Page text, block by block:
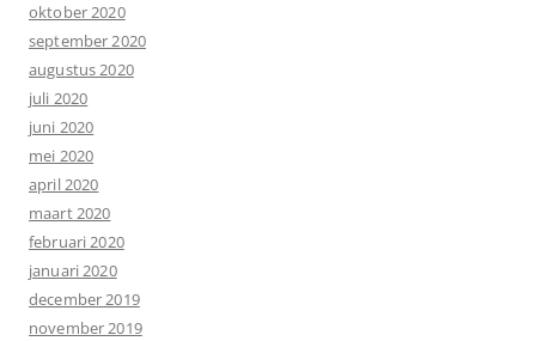
oktober 2020
september 2020
augustus 2020
juli 2020
juni 2020
mei 2020
april 2020
maart 2020
februari 2020
januari 2020
december 2019
november 2019